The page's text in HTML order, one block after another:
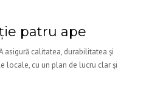
patru ape
asigură calitatea, durabilitatea și
locale, cu un plan de lucru clar și